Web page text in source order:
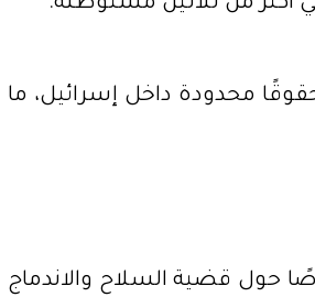
محدودة داخل إسرائيل، ما
حول قضية السلاح والاندماج